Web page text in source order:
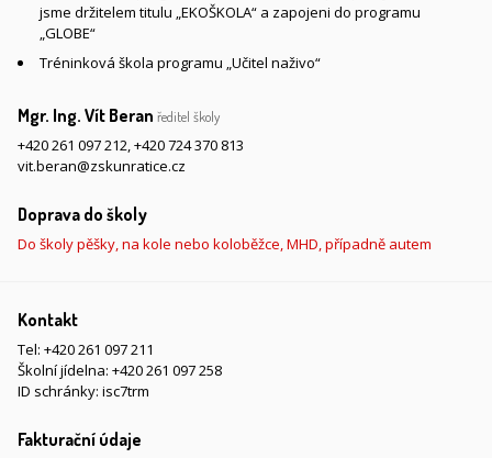
jsme držitelem titulu „EKOŠKOLA“ a zapojeni do programu
„GLOBE“
Tréninková škola programu „Učitel naživo“
Mgr. Ing. Vít Beran ředitel školy
+420 261 097 212,+420 724 370 813
vit.beran@zskunratice.cz
Doprava do školy
Do školy pěšky, na kole nebo koloběžce, MHD, případně autem
Kontakt
Tel: +420 261 097 211
Školní jídelna: +420 261 097 258
ID schránky: isc7trm
Fakturační údaje